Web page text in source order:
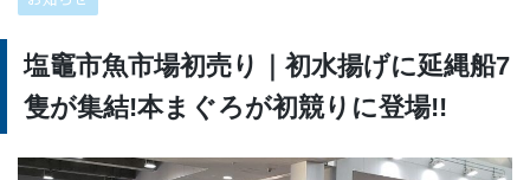
塩竈市魚市場初売り｜初水揚げに延縄船7
隻が集結!本まぐろが初競りに登場!!